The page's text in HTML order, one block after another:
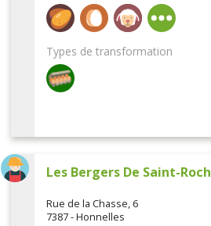
Types de transformation
Les Bergers De Saint-Roch
Rue de la Chasse, 6
7387 - Honnelles